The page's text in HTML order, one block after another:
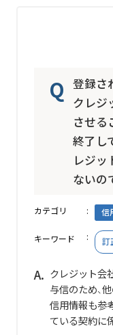
登録さ
クレジ
させる
終了し
レジ
ないの
カテゴリ 信
キーワード 訂
クレジット会
与信のため、
信用情報も参
ている契約に